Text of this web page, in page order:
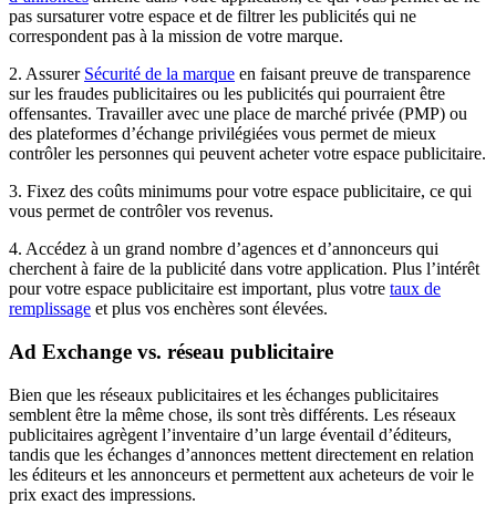
pas sursaturer votre espace et de filtrer les publicités qui ne
correspondent pas à la mission de votre marque.
2. Assurer Sécurité de la marque en faisant preuve de transparence
sur les fraudes publicitaires ou les publicités qui pourraient être
offensantes. Travailler avec une place de marché privée (PMP) ou
des plateformes d’échange privilégiées vous permet de mieux
contrôler les personnes qui peuvent acheter votre espace publicitaire.
3. Fixez des coûts minimums pour votre espace publicitaire, ce qui
vous permet de contrôler vos revenus.
4. Accédez à un grand nombre d’agences et d’annonceurs qui
cherchent à faire de la publicité dans votre application. Plus l’intérêt
pour votre espace publicitaire est important, plus votre taux de
remplissage et plus vos enchères sont élevées.
Ad Exchange vs. réseau publicitaire
Bien que les réseaux publicitaires et les échanges publicitaires
semblent être la même chose, ils sont très différents. Les réseaux
publicitaires agrègent l’inventaire d’un large éventail d’éditeurs,
tandis que les échanges d’annonces mettent directement en relation
les éditeurs et les annonceurs et permettent aux acheteurs de voir le
prix exact des impressions.